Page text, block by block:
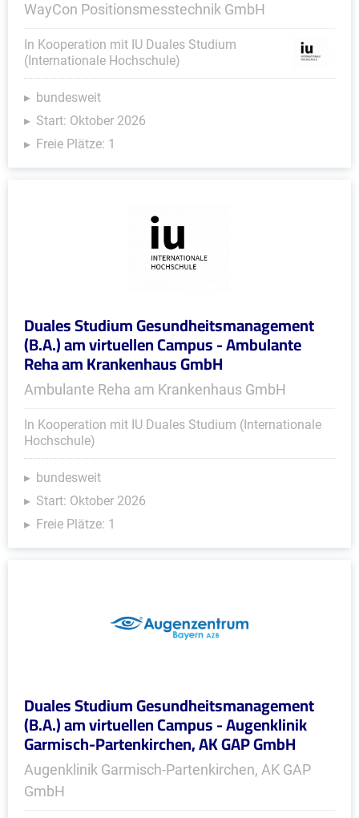
WayCon Positionsmesstechnik GmbH
In Kooperation mit IU Duales Studium
(Internationale Hochschule)
bundesweit
Start: Oktober 2026
Freie Plätze: 1
Duales Studium Gesundheitsmanagement
(B.A.) am virtuellen Campus - Ambulante
Reha am Krankenhaus GmbH
Ambulante Reha am Krankenhaus GmbH
In Kooperation mit IU Duales Studium (Internationale
Hochschule)
bundesweit
Start: Oktober 2026
Freie Plätze: 1
Duales Studium Gesundheitsmanagement
(B.A.) am virtuellen Campus - Augenklinik
Garmisch-Partenkirchen, AK GAP GmbH
Augenklinik Garmisch-Partenkirchen, AK GAP
GmbH